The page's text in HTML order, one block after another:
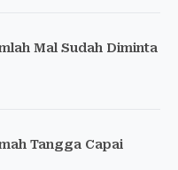
Mal Sudah Diminta
Tangga Capai